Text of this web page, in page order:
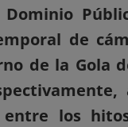
de
de la Gola
los